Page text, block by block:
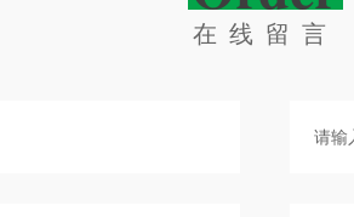
在线留言